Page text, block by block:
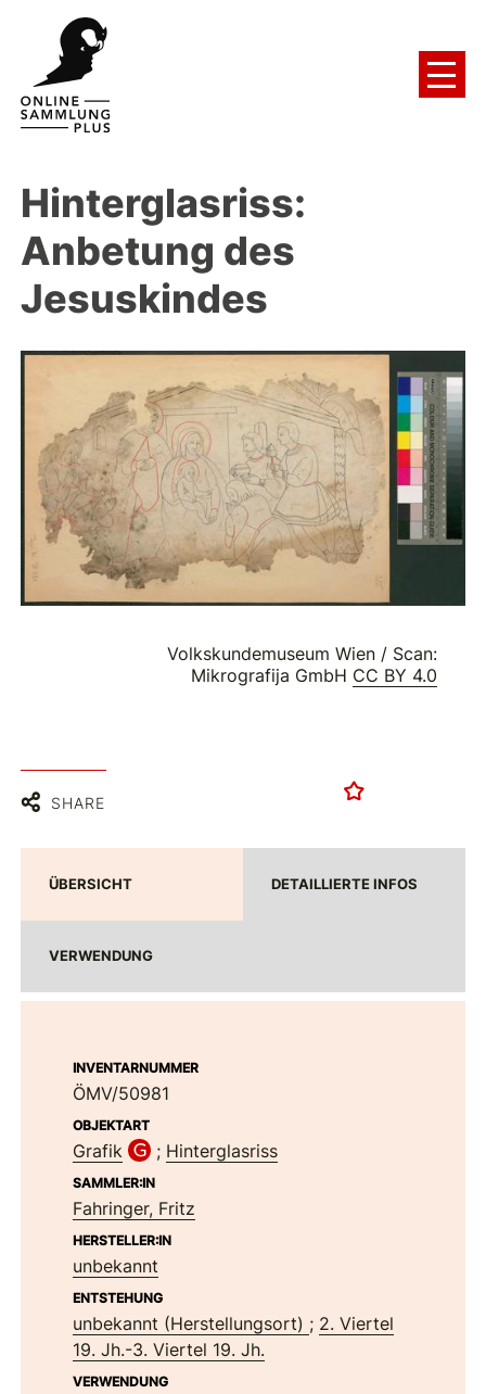
Hinterglasriss:
Anbetung des
Jesuskindes
Volkskundemuseum Wien / Scan:
Mikrografija GmbH CC BY 4.0
SHARE
ÜBERSICHT DETAILLIERTE INFOS
VERWENDUNG
INVENTARNUMMER
ÖMV/50981
OBJEKTART
Grafik ; Hinterglasriss
SAMMLER:IN
Fahringer, Fritz
HERSTELLER:IN
unbekannt
ENTSTEHUNG
unbekannt (Herstellungsort) ; 2. Viertel
19. Jh.-3. Viertel 19. Jh.
VERWENDUNG